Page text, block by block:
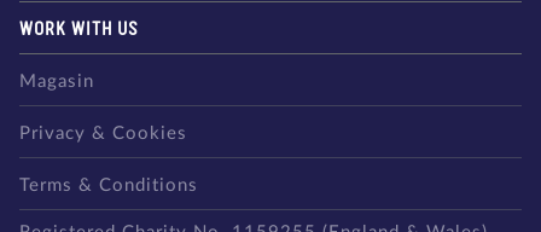
WORK WITH US
Magasin
Privacy & Cookies
Terms & Conditions